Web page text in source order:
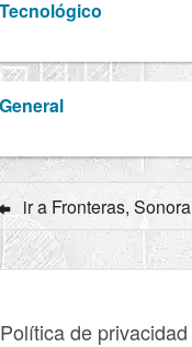
ir a Fronteras, Sonora
Política de privacidad